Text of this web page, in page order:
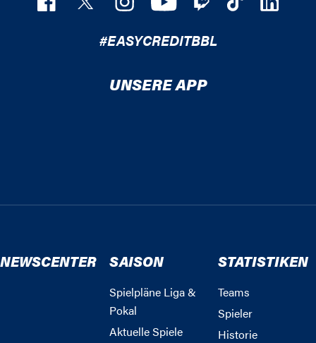
#EASYCREDITBBL
UNSERE APP
NEWSCENTER SAISON
Spielpläne Liga &
Pokal
Aktuelle Spiele
STATISTIKEN
Teams
Spieler
Historie